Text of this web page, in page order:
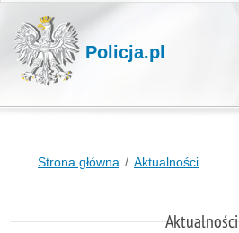
Policja.pl
Strona główna Aktualności
Aktualności